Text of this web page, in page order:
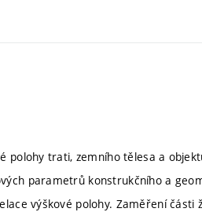
polohy trati, zemního tělesa a
parametrů konstrukčního a
výškové polohy. Zaměření části